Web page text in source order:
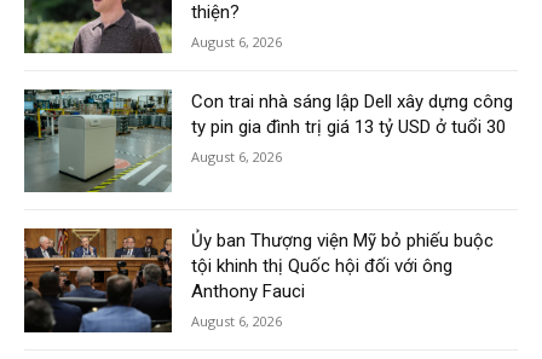
thiện?
August 6, 2026
Con trai nhà sáng lập Dell xây dựng công
ty pin gia đình trị giá 13 tỷ USD ở tuổi 30
August 6, 2026
Ủy ban Thượng viện Mỹ bỏ phiếu buộc
tội khinh thị Quốc hội đối với ông
Anthony Fauci
August 6, 2026